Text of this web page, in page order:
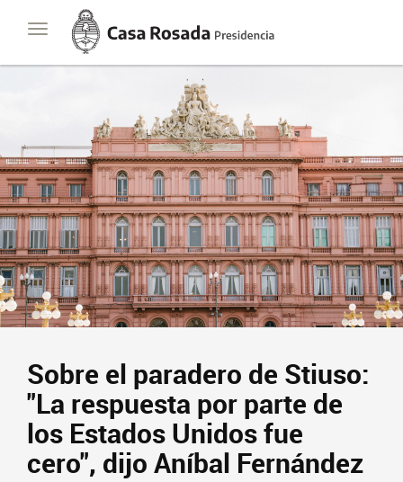
Toggle
navigation
Casa
Rosada
Presidencia
de
Sobre el paradero de Stiuso:
"La respuesta por parte de
los Estados Unidos fue
cero", dijo Aníbal Fernández